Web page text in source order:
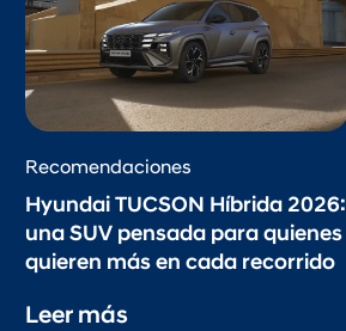
Recomendaciones
Hyundai TUCSON Híbrida 2026:
una SUV pensada para quienes
quieren más en cada recorrido
Leer más